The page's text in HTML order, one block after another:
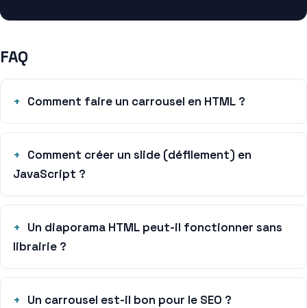
FAQ
Comment faire un carrousel en HTML ?
Comment créer un slide (défilement) en
JavaScript ?
Un diaporama HTML peut-il fonctionner sans
librairie ?
Un carrousel est-il bon pour le SEO ?